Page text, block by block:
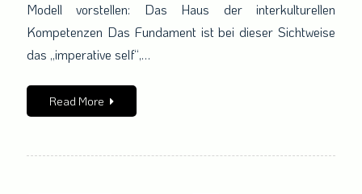
sind
sie
gut?
Modell vorstellen: Das Haus der interkulturellen
Kompetenzen Das Fundament ist bei dieser Sichtweise
das „imperative self“,…
Read More